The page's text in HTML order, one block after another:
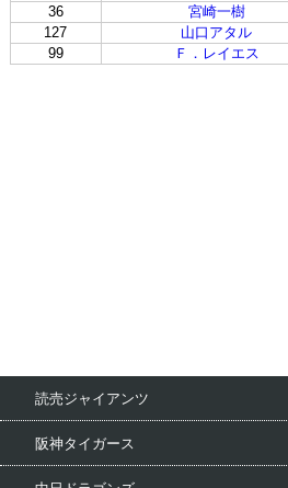
36
宮崎一樹
127
山口アタル
99
Ｆ．レイエス
読売ジャイアンツ
阪神タイガース